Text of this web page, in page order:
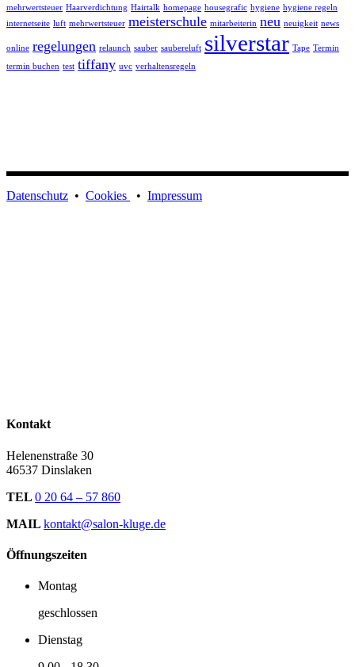
mehrwertsteuer Haarverdichtung Hairtalk homepage housegrafic hygiene hygiene regeln
internetseite luft mehrwertsteuer meisterschule mitarbeiterin neu neuigkeit news
online regelungen relaunch sauber saubereluft silverstar Tape Termin
termin buchen test tiffany uvc verhaltensregeln
Datenschutz • Cookies • Impressum
Kontakt
Helenenstraße 30
46537 Dinslaken
TEL 0 20 64 – 57 860
MAIL kontakt@salon-kluge.de
Öffnungszeiten
Montag
geschlossen
Dienstag